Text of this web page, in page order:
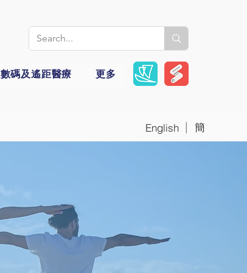
數碼及遙距醫療 更多
English | 簡